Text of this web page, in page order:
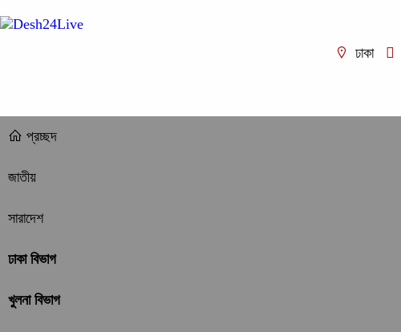
ঢাকা
প্রচ্ছদ
জাতীয়
সারাদেশ
ঢাকা বিভাগ
খুলনা বিভাগ